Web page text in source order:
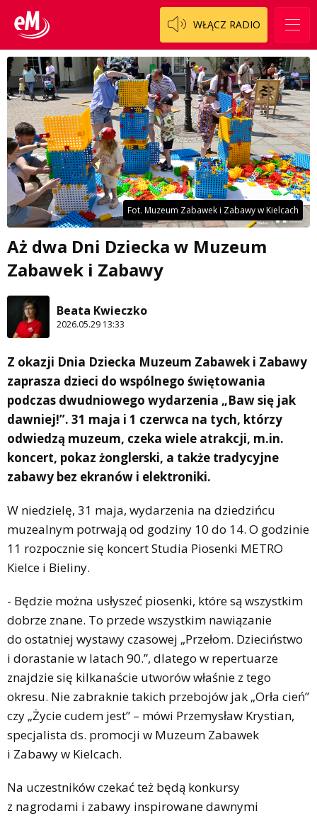
WŁĄCZ RADIO
Fot. Muzeum Zabawek i Zabawy w Kielcach
Aż dwa Dni Dziecka w Muzeum
Zabawek i Zabawy
Beata Kwieczko
2026.05.29 13:33
Z okazji Dnia Dziecka Muzeum Zabawek i Zabawy
zaprasza dzieci do wspólnego świętowania
podczas dwudniowego wydarzenia „Baw się jak
dawniej!”. 31 maja i 1 czerwca na tych, którzy
odwiedzą muzeum, czeka wiele atrakcji, m.in.
koncert, pokaz żonglerski, a także tradycyjne
zabawy bez ekranów i elektroniki.
W niedzielę, 31 maja, wydarzenia na dziedzińcu
muzealnym potrwają od godziny 10 do 14. O godzinie
11 rozpocznie się koncert Studia Piosenki METRO
Kielce i Bieliny.
- Będzie można usłyszeć piosenki, które są wszystkim
dobrze znane. To przede wszystkim nawiązanie
do ostatniej wystawy czasowej „Przełom. Dzieciństwo
i dorastanie w latach 90.”, dlatego w repertuarze
znajdzie się kilkanaście utworów właśnie z tego
okresu. Nie zabraknie takich przebojów jak „Orła cień”
czy „Życie cudem jest” – mówi Przemysław Krystian,
specjalista ds. promocji w Muzeum Zabawek
i Zabawy w Kielcach.
Na uczestników czekać też będą konkursy
z nagrodami i zabawy inspirowane dawnymi